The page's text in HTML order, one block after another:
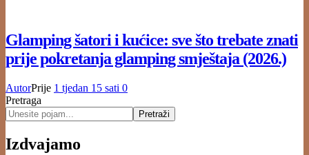
Glamping šatori i kućice: sve što trebate znati
prije pokretanja glamping smještaja (2026.)
AutorPrije 1 tjedan 15 sati 0
Pretraga
Pretraži
Izdvajamo